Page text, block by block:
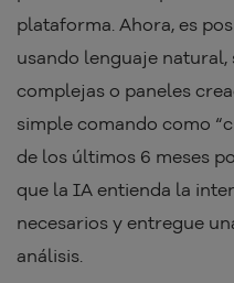
plataforma. Ahora, es
usando lenguaje
complejas o paneles
simple comando como
de los últimos 6 meses
que la IA entienda la
necesarios y entregue
análisis.